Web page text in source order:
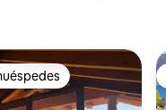
entre huéspedes